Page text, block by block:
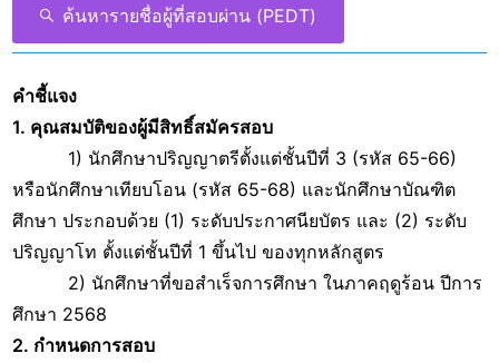
ค้นหารายชื่อผู้ที่สอบผ่าน (PEDT)
คำชี้แจง
1. คุณสมบัติของผู้มีสิทธิ์สมัครสอบ
1) นักศึกษาปริญญาตรีตั้งแต่ชั้นปีที่ 3 (รหัส 65-66)
หรือนักศึกษาเทียบโอน (รหัส 65-68) และนักศึกษาบัณฑิต
ศึกษา ประกอบด้วย (1) ระดับประกาศนียบัตร และ (2) ระดับ
ปริญญาโท ตั้งแต่ชั้นปีที่ 1 ขึ้นไป ของทุกหลักสูตร
2) นักศึกษาที่ขอสำเร็จการศึกษา ในภาคฤดูร้อน ปีการ
ศึกษา 2568
2. กำหนดการสอบ